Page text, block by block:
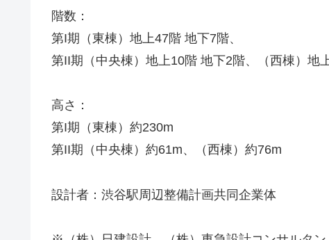
階数：
第I期（東棟）地上47階 地下7階、
第II期（中央棟）地上10階 地下2階、（西棟）地
高さ：
第I期（東棟）約230m
第II期（中央棟）約61m、（西棟）約76m
設計者：渋谷駅周辺整備計画共同企業体